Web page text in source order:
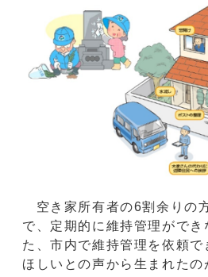
空き家所有者の6割余りの
で、定期的に維持管理ができ
た、市内で維持管理を依頼で
ほしいとの声から生まれた